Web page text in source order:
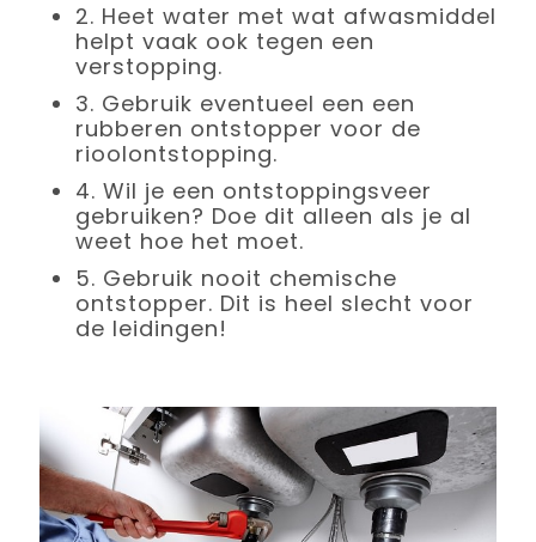
2. Heet water met wat afwasmiddel
helpt vaak ook tegen een
verstopping.
3. Gebruik eventueel een een
rubberen ontstopper voor de
rioolontstopping.
4. Wil je een ontstoppingsveer
gebruiken? Doe dit alleen als je al
weet hoe het moet.
5. Gebruik nooit chemische
ontstopper. Dit is heel slecht voor
de leidingen!